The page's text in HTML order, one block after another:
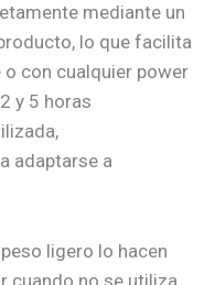
mediante un
lo que facilita
o con cualquier power
y 5 horas
adaptarse a
ligero lo hacen
cuando no se utiliza.